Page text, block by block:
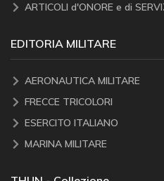
ARTICOLI d'ONORE e di
EDITORIA MILITARE
AERONAUTICA MILITARE
FRECCE TRICOLORI
ESERCITO ITALIANO
MARINA MILITARE